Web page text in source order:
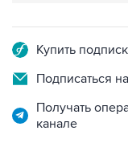
Подписаться
Получать